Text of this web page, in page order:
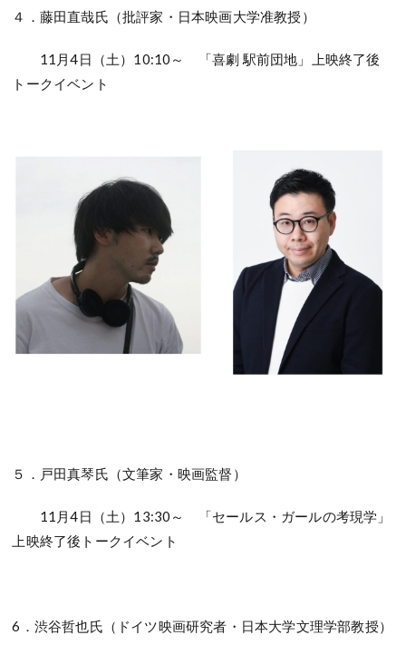
４．藤田直哉氏（批評家・日本映画大学准教授）
11月4日（土）10:10～ 「喜劇 駅前団地」上映終了後
トークイベント
５．戸田真琴氏（文筆家・映画監督）
11月4日（土）13:30～ 「セールス・ガールの考現学」
上映終了後トークイベント
6．渋谷哲也氏（ドイツ映画研究者・日本大学文理学部教授）